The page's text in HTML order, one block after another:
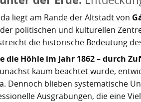
liegt am Rande der Altstadt von
politischen und kulturellen
die historische Bedeutung
die Höhle im Jahr 1862 – durch
kaum beachtet wurde,
Dennoch blieben systematische
Ausgrabungen, die eine